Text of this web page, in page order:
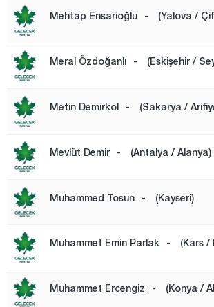
Mehtap Ensarioğlu - (Yalova /
Meral Özdoğanlı - (Eskişehir /
Metin Demirkol - (Sakarya /
Mevlüt Demir - (Antalya / Alanya)
Muhammed Tosun - (Kayseri)
Muhammet Emin Parlak - (Kars /
Muhammet Ercengiz - (Konya /